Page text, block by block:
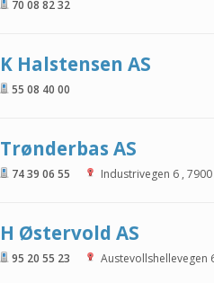
70 08 82 32
K Halstensen AS
55 08 40 00
Trønderbas AS
74 39 06 55 Industrivegen 6 , 7900
H Østervold AS
95 20 55 23 Austevollshellevegen